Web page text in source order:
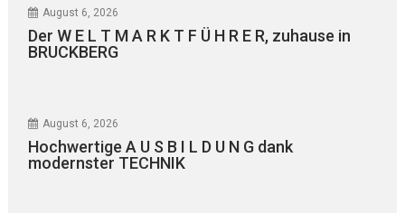
August 6, 2026
Der W E L T M A R K T F Ü H R E R, zuhause in
BRUCKBERG
August 6, 2026
Hochwertige A U S B I L D U N G dank
modernster TECHNIK